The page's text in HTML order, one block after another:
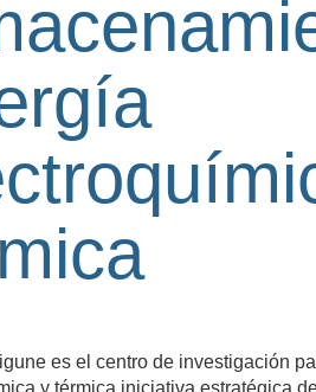
es el centro de investigación
y térmica iniciativa estratégica